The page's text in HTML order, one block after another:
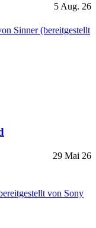
5 Aug. 26
29 Mai 26